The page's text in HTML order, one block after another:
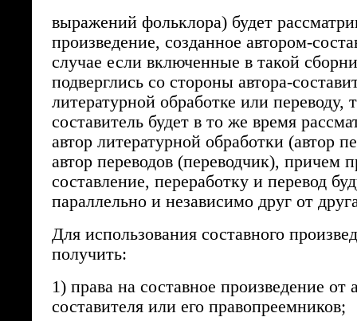
выражений фольклора) будет
произведение, созданное автором-
случае если включенные в такой
подверглись со стороны автора-
литературной обработке или переводу,
составитель будет в то же время
автор литературной обработки (автор
автор переводов (переводчик), причем
составление, переработку и перевод
параллельно и независимо друг от
Для использования составного
получить:
1) права на составное произведение от
составителя или его правопреемников;